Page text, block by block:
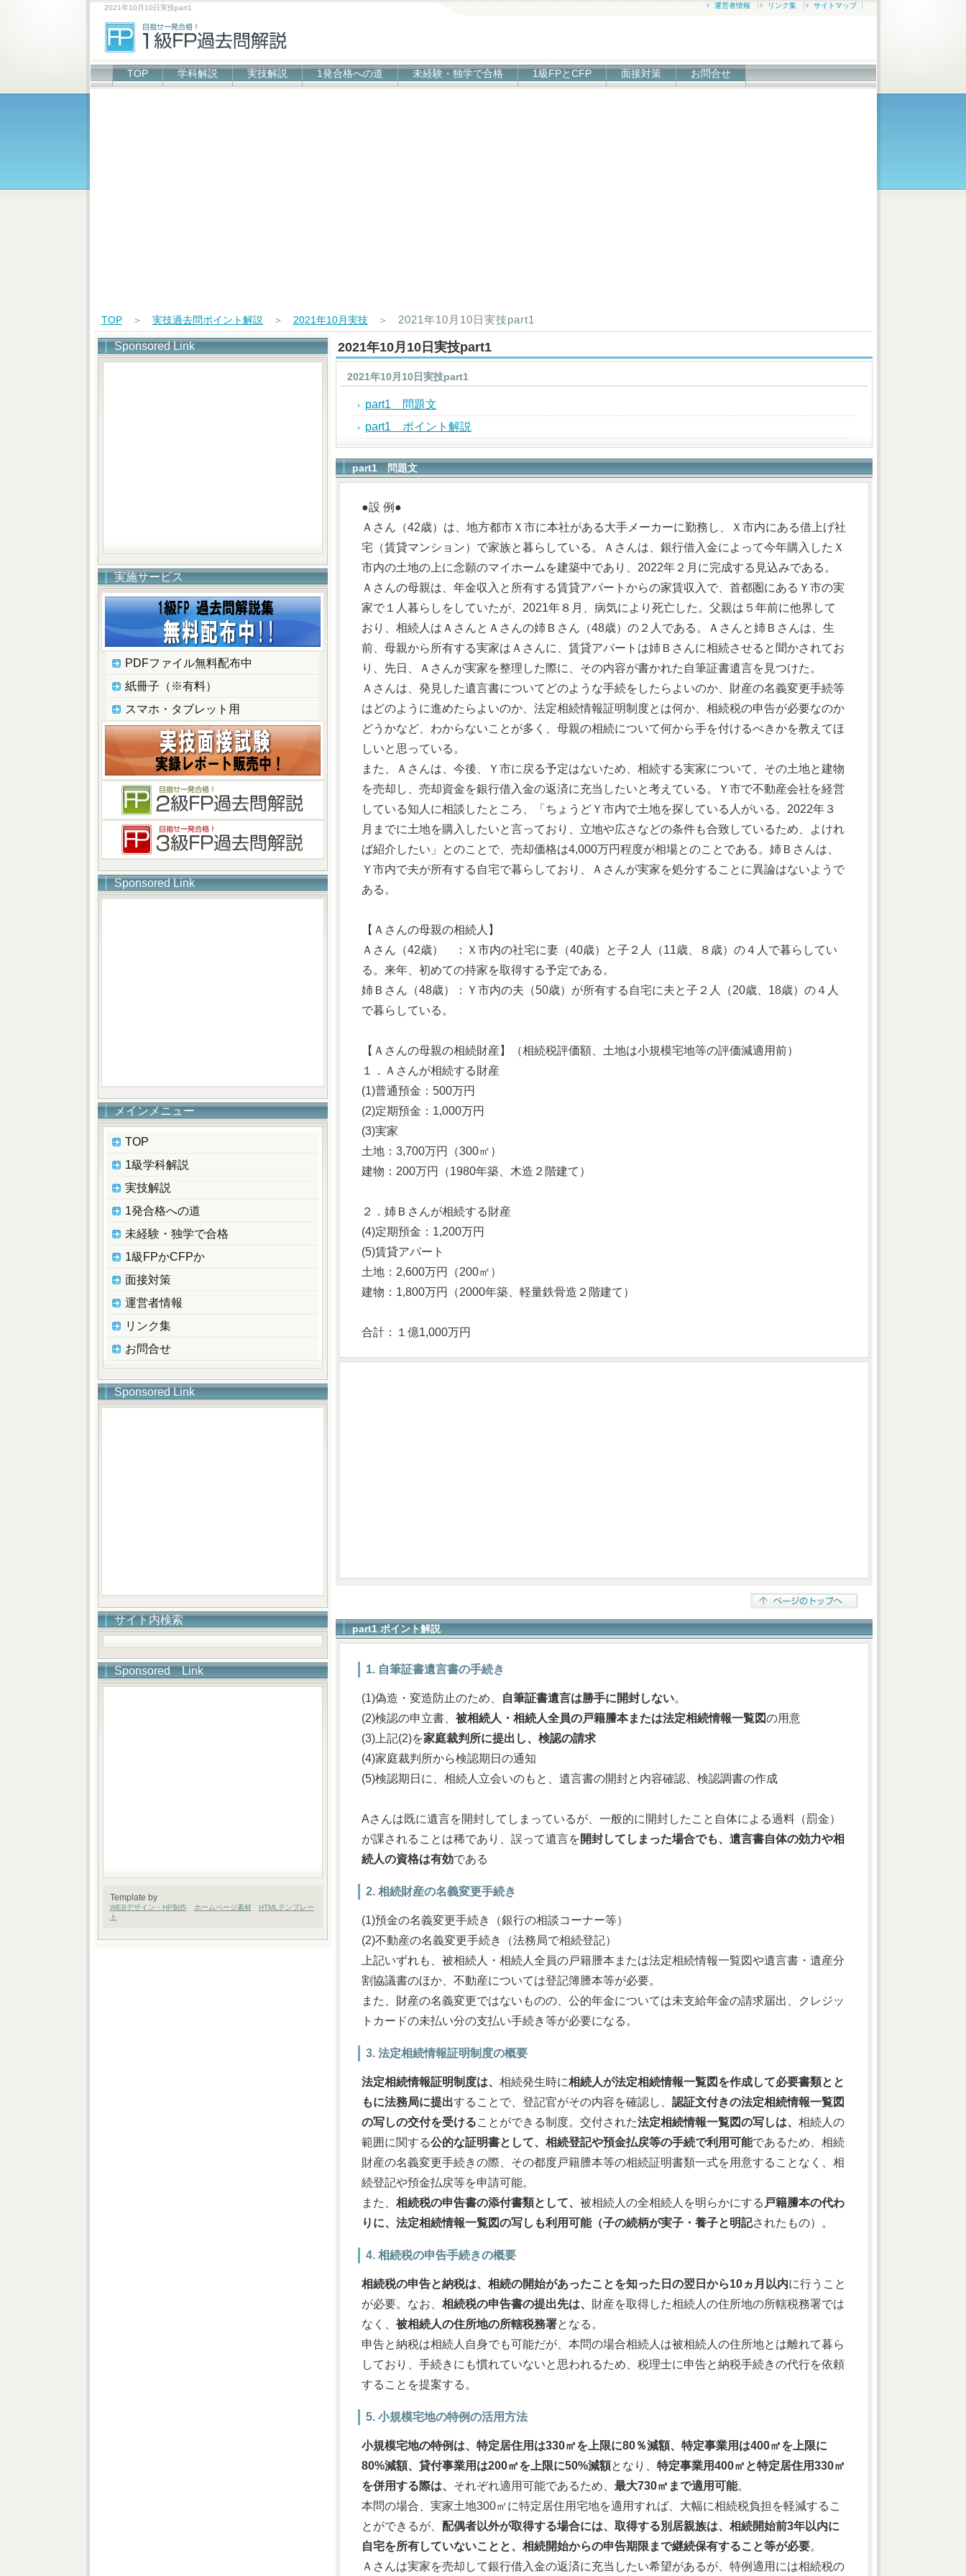
2021年10月10日実技part1 運営者情報 リンク集 サイトマップ
TOP 学科解説 実技解説 1発合格への道 未経験・独学で合格 1級FPとCFP 面接対策 お問合せ
TOP＞ 実技過去問ポイント解説 ＞ 2021年10月実技＞ 2021年10月10日実技part1
2021年10月10日実技part1
2021年10月10日実技part1
part1 問題文
part1 ポイント解説
part1 問題文
●設 例●
Ａさん（42歳）は、地方都市Ｘ市に本社がある大手メーカーに勤務し、Ｘ市内にある借上げ社
宅（賃貸マンション）で家族と暮らしている。Ａさんは、銀行借入金によって今年購入したＸ
市内の土地の上に念願のマイホームを建築中であり、2022年２月に完成する見込みである。
Ａさんの母親は、年金収入と所有する賃貸アパートからの家賃収入で、首都圏にあるＹ市の実
家で１人暮らしをしていたが、2021年８月、病気により死亡した。父親は５年前に他界して
おり、相続人はＡさんとＡさんの姉Ｂさん（48歳）の２人である。Ａさんと姉Ｂさんは、生
前、母親から所有する実家はＡさんに、賃貸アパートは姉Ｂさんに相続させると聞かされてお
り、先日、Ａさんが実家を整理した際に、その内容が書かれた自筆証書遺言を見つけた。
Ａさんは、発見した遺言書についてどのような手続をしたらよいのか、財産の名義変更手続等
はどのように進めたらよいのか、法定相続情報証明制度とは何か、相続税の申告が必要なのか
どうかなど、わからないことが多く、母親の相続について何から手を付けるべきかを教えてほ
しいと思っている。
また、Ａさんは、今後、Ｙ市に戻る予定はないため、相続する実家について、その土地と建物
を売却し、売却資金を銀行借入金の返済に充当したいと考えている。Ｙ市で不動産会社を経営
している知人に相談したところ、「ちょうどＹ市内で土地を探している人がいる。2022年３
月までに土地を購入したいと言っており、立地や広さなどの条件も合致しているため、よけれ
ば紹介したい」とのことで、売却価格は4,000万円程度が相場とのことである。姉Ｂさんは、
Ｙ市内で夫が所有する自宅で暮らしており、Ａさんが実家を処分することに異論はないようで
ある。
【Ａさんの母親の相続人】
Ａさん（42歳） ：Ｘ市内の社宅に妻（40歳）と子２人（11歳、８歳）の４人で暮らしてい
る。来年、初めての持家を取得する予定である。
姉Ｂさん（48歳）：Ｙ市内の夫（50歳）が所有する自宅に夫と子２人（20歳、18歳）の４人
で暮らしている。
【Ａさんの母親の相続財産】（相続税評価額、土地は小規模宅地等の評価減適用前）
１．Ａさんが相続する財産
(1)普通預金：500万円
(2)定期預金：1,000万円
(3)実家
土地：3,700万円（300㎡）
建物：200万円（1980年築、木造２階建て）
２．姉Ｂさんが相続する財産
(4)定期預金：1,200万円
(5)賃貸アパート
土地：2,600万円（200㎡）
建物：1,800万円（2000年築、軽量鉄骨造２階建て）
合計：１億1,000万円
part1 ポイント解説
1. 自筆証書遺言書の手続き
(1)偽造・変造防止のため、 自筆証書遺言は勝手に開封しない。
(2)検認の申立書、 被相続人・相続人全員の戸籍謄本または法定相続情報一覧図の用意
(3)上記(2)を家庭裁判所に提出し、検認の請求
(4)家庭裁判所から検認期日の通知
(5)検認期日に、相続人立会いのもと、遺言書の開封と内容確認、検認調書の作成
Aさんは既に遺言を開封してしまっているが、一般的に開封したこと自体による過料（罰金）
が課されることは稀であり、誤って遺言を開封してしまった場合でも、遺言書自体の効力や相
続人の資格は有効である
2. 相続財産の名義変更手続き
(1)預金の名義変更手続き（銀行の相談コーナー等）
(2)不動産の名義変更手続き（法務局で相続登記）
上記いずれも、被相続人・相続人全員の戸籍謄本または法定相続情報一覧図や遺言書・遺産分
割協議書のほか、不動産については登記簿謄本等が必要。
また、財産の名義変更ではないものの、公的年金については未支給年金の請求届出、クレジッ
トカードの未払い分の支払い手続き等が必要になる。
3. 法定相続情報証明制度の概要
法定相続情報証明制度は、 相続発生時に相続人が法定相続情報一覧図を作成して必要書類とと
もに法務局に提出することで、登記官がその内容を確認し、 認証文付きの法定相続情報一覧図
の写しの交付を受けることができる制度。交付された法定相続情報一覧図の写しは、 相続人の
範囲に関する公的な証明書として、相続登記や預金払戻等の手続で利用可能であるため、相続
財産の名義変更手続きの際、その都度戸籍謄本等の相続証明書類一式を用意することなく、相
続登記や預金払戻等を申請可能。
また、 相続税の申告書の添付書類として、 被相続人の全相続人を明らかにする 戸籍謄本の代わ
りに、法定相続情報一覧図の写しも利用可能（子の続柄が実子・養子と明記されたもの）。
4. 相続税の申告手続きの概要
相続税の申告と納税は、相続の開始があったことを知った日の翌日から10ヵ月以内に行うこと
が必要。なお、 相続税の申告書の提出先は、 財産を取得した相続人の住所地の所轄税務署では
なく、 被相続人の住所地の所轄税務署となる。
申告と納税は相続人自身でも可能だが、本問の場合相続人は被相続人の住所地とは離れて暮ら
しており、手続きにも慣れていないと思われるため、税理士に申告と納税手続きの代行を依頼
することを提案する。
5. 小規模宅地の特例の活用方法
小規模宅地の特例は、特定居住用は330㎡を上限に80％減額、特定事業用は400㎡を上限に
80%減額、貸付事業用は200㎡を上限に50%減額となり、 特定事業用400㎡と特定居住用330㎡
を併用する際は、 それぞれ適用可能であるため、 最大730㎡まで適用可能。
本問の場合、実家土地300㎡に特定居住用宅地を適用すれば、大幅に相続税負担を軽減するこ
とができるが、 配偶者以外が取得する場合には、取得する別居親族は、相続開始前3年以内に
自宅を所有していないことと、相続開始からの申告期限まで継続保有すること等が必要。
Ａさんは実家を売却して銀行借入金の返済に充当したい希望があるが、特例適用には相続税の
Sponsored Link
実施サービス
PDFファイル無料配布中
紙冊子（※有料）
スマホ・タブレット用
Sponsored Link
メインメニュー
TOP
1級学科解説
実技解説
1発合格への道
未経験・独学で合格
1級FPかCFPか
面接対策
運営者情報
リンク集
お問合せ
Sponsored Link
サイト内検索
Sponsored Link
Template by
WEBデザイン・HP制作 ホームページ素材
HTMLテンプレー
ト